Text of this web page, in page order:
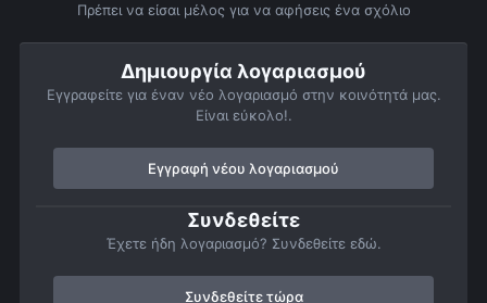
Πρέπει να είσαι μέλος για να αφήσεις ένα σχόλιο
Δημιουργία λογαριασμού
Εγγραφείτε για έναν νέο λογαριασμό στην κοινότητά μας.
Είναι εύκολο!.
Εγγραφή νέου λογαριασμού
Συνδεθείτε
Έχετε ήδη λογαριασμό? Συνδεθείτε εδώ.
Συνδεθείτε τώρα